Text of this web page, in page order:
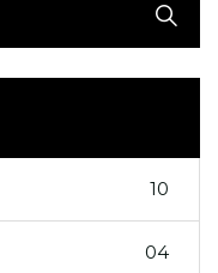
10
04